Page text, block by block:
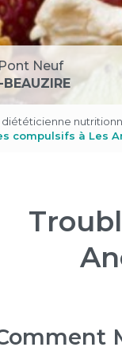
Neuf
diététicienne
compulsifs à Les